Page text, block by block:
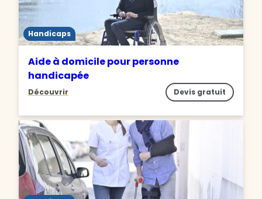
Handicaps
Aide à domicile pour personne
handicapée
Découvrir Devis gratuit